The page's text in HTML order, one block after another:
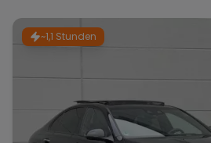
McLaren Ford
Zeitraum wählen
~1,1 Stunden